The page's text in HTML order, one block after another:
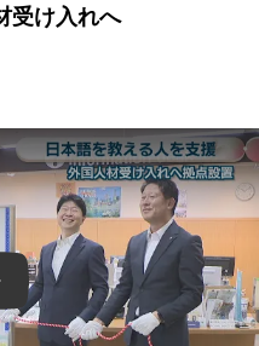
受け入れへ